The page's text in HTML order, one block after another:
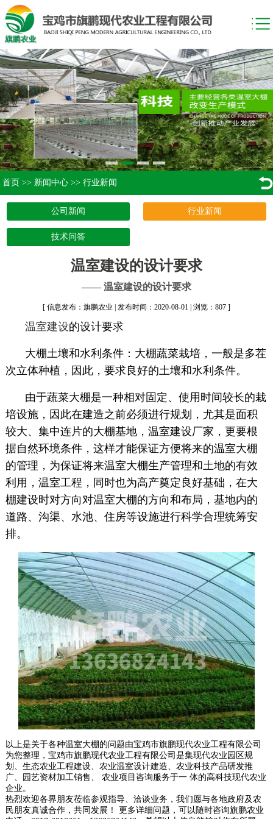
首页 >> 新闻中心 >> 行业新闻
公司新闻 行业新闻
技术问答
温室建设的设计要求
—— 温室建设的设计要求
[ 信息发布：旗鹏农业 | 发布时间：2020-08-01 | 浏览：807 ]
温室建设的设计要求
大棚土壤和水利条件：大棚蔬菜栽培，一般是多茬
次立体种植，因此，要求良好的土壤和水利条件。
由于蔬菜大棚是一种相对固定、使用时间较长的栽
培设施，因此在建造之前必须进行规划，尤其是面积
较大、集中连片的大棚基地，温室建设厂家，更要根
据自然环境条件，这样才能保证方便将来的温室大棚
的管理，为保证将来温室大棚生产管理和土地的有效
利用，温室工程，同时也为高产奠定良好基础，在大
棚建设时对方向对温室大棚的方向和布局，基地内的
道路、沟渠、水池、住房等设施进行科学合理统筹安
排。
以上是关于各种温室大棚的问题由宝鸡市旗鹏现代农业工程有限公司
为您整理，宝鸡市旗鹏现代农业工程有限公司是集现代农业园区规
划、生态农业工程建设、农业温室设计建造、农业科技产品研发推
广、园艺资材加工销售、 农业项目咨询服务于一 体的高科技现代农业
企业。
热烈欢迎各界朋友莅临参观指导、洽谈业务，我们愿与各地政府及农
民朋友真诚合作，共同发展！ 更多详细问题，可以随时咨询旗鹏农业